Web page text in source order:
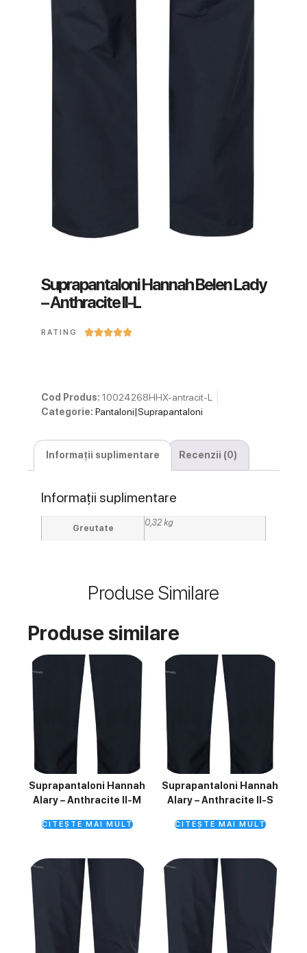
Suprapantaloni Hannah Belen Lady
– Anthracite II-L
RATING 
Cod Produs: 10024268HHX-antracit-L
Categorie: Pantaloni|Suprapantaloni
Informații suplimentare Recenzii (0)
Informații suplimentare
Greutate
0,32 kg
Produse Similare
Produse similare
Suprapantaloni Hannah
Alary – Anthracite II-M
CITEȘTE MAI MULT
Suprapantaloni Hannah
Alary – Anthracite II-S
CITEȘTE MAI MULT